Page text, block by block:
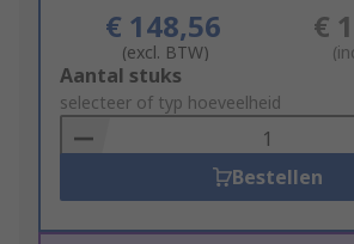
€ 148,56
(excl. BTW)
€
Add
to
Basket
Aantal stuks
selecteer of typ hoeveelheid
Bestellen